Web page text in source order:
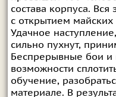
состава корпуса. Вся
с открытием
Удачное
сильно пухнут,
Беспрерывные бои
возможности
обучение,
материале. В